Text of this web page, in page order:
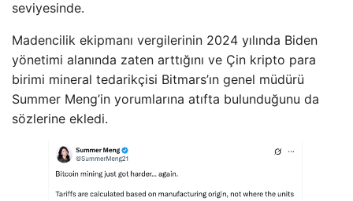
seviyesinde.
Madencilik ekipmanı vergilerinin 2024 yılında Biden
yönetimi alanında zaten arttığını ve Çin kripto para
birimi mineral tedarikçisi Bitmars’ın genel müdürü
Summer Meng’in yorumlarına atıfta bulunduğunu da
sözlerine ekledi.